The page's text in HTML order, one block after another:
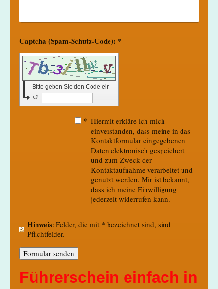
Captcha (Spam-Schutz-Code): *
Bitte geben Sie den Code ein
↺
* Hiermit erkläre ich mich
einverstanden, dass meine in das
Kontaktformular eingegebenen
Daten elektronisch gespeichert
und zum Zweck der
Kontaktaufnahme verarbeitet und
genutzt werden. Mir ist bekannt,
dass ich meine Einwilligung
jederzeit widerrufen kann.
Hinweis : Felder, die mit * bezeichnet sind, sind
Pflichtfelder.
Führerschein einfach in